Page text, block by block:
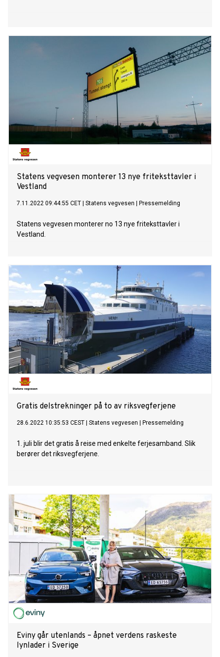
Statens vegvesen monterer 13 nye friteksttavler i
Vestland
7.11.2022 09:44:55 CET Statens vegvesen Pressemelding
Statens vegvesen monterer no 13 nye friteksttavler i
Vestland.
Gratis delstrekninger på to av riksvegferjene
28.6.2022 10:35:53 CEST Statens vegvesen Pressemelding
1. juli blir det gratis å reise med enkelte ferjesamband. Slik
berører det riksvegferjene.
Eviny går utenlands – åpnet verdens raskeste
lynlader i Sverige